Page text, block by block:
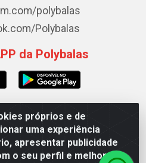
próprios e de
uma experiência
apresentar publicidade
o seu perfil e melhorar a
polybalas
Polybalas
da Polybalas
de Souza, 173 Galpão B -
PB - CEP 58.075-075 - CNPJ
0002-61